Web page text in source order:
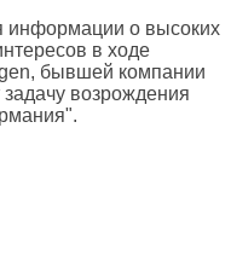
информации о высоких
в ходе
бывшей компании
возрождения